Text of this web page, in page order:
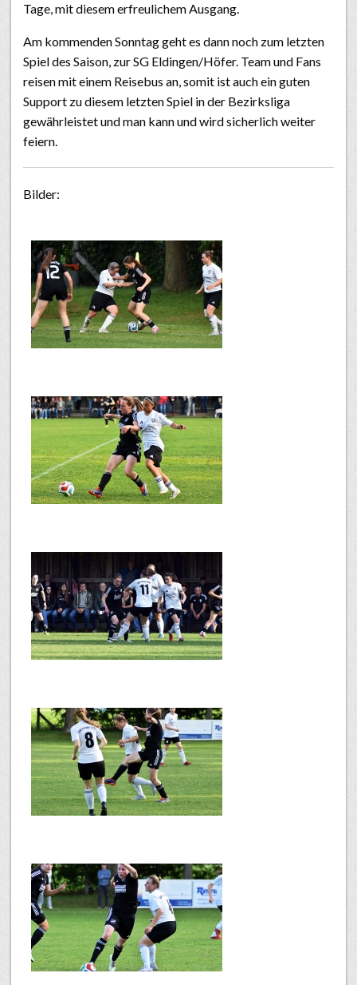
Tage, mit diesem erfreulichem Ausgang.
Am kommenden Sonntag geht es dann noch zum letzten
Spiel des Saison, zur SG Eldingen/Höfer. Team und Fans
reisen mit einem Reisebus an, somit ist auch ein guten
Support zu diesem letzten Spiel in der Bezirksliga
gewährleistet und man kann und wird sicherlich weiter
feiern.
Bilder: